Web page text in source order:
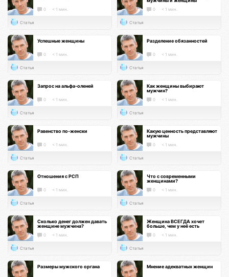
0 < 1 мин.
Статья
0 < 1 мин.
Статья
Успешные женщины
0 < 1 мин.
Статья
Разделение обязанностей
0 < 1 мин.
Статья
Запрос на альфа-оленей
0 < 1 мин.
Статья
Как женщины выбирают
мужчин?
0 < 1 мин.
Статья
Равенство по-женски
0 < 1 мин.
Статья
Какую ценность представляют
мужчины
0 < 1 мин.
Статья
Отношения с РСП
0 < 1 мин.
Статья
Что с современными
женщинами?
0 < 1 мин.
Статья
Сколько денег должен давать
женщине мужчина?
0 < 1 мин.
Статья
Женщина ВСЕГДА хочет
больше, чем у неё есть
0 < 1 мин.
Статья
Размеры мужского органа Мнение адекватных женщин